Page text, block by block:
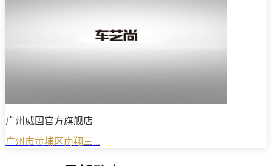
广州威固官方旗舰店
广州市黄埔区南翔三...